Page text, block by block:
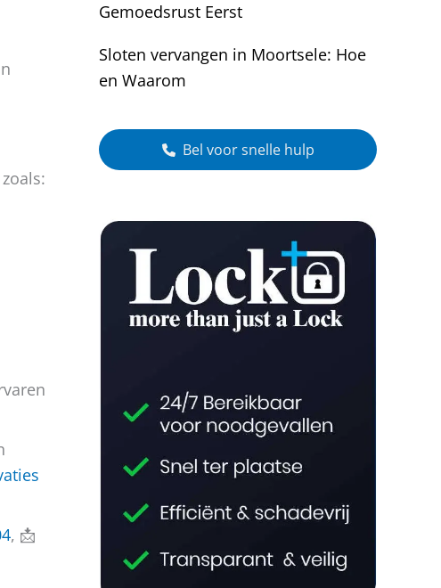
, 📩
Gemoedsrust Eerst
Sloten vervangen in Moortsele: Hoe
en Waarom
Bel voor snelle hulp